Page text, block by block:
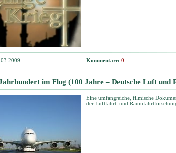
Kommentare: 0
im Flug (100 Jahre – Deutsche Luft und
Eine umfangreiche, filmische
der Luftfahrt- und